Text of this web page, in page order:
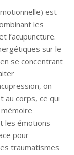
est
les
l’acupuncture.
sur le
se concentrant
on
au corps, ce qui
les émotions
pour
traumatismes